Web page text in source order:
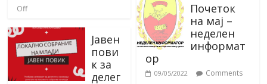
Off
Јавен
пови
к за
делег
Почеток
на мај –
неделен
информат
ор
09/05/2022
Comments